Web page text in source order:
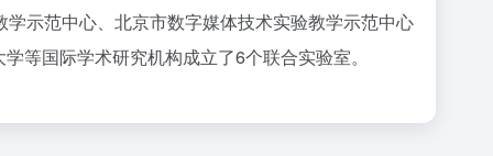
示范中心、北京市数字媒体技术实验教学示范中心
等国际学术研究机构成立了6个联合实验室。